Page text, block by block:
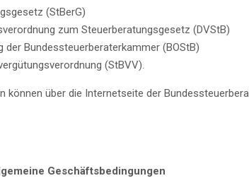
(StBerG)
zum Steuerberatungsgesetz (DVStB)
der Bundessteuerberaterkammer (BOStB)
(StBVV).
können über die Internetseite der
Geschäftsbedingungen